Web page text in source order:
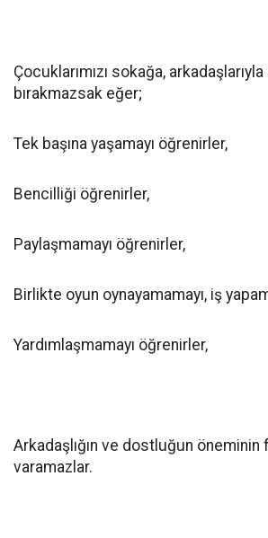
Çocuklarımızı sokağa,
bırakmazsak eğer;
Tek başına yaşamayı öğrenirler,
Bencilliği öğrenirler,
Paylaşmamayı öğrenirler,
Birlikte oyun oynayamamayı, iş
Yardımlaşmamayı öğrenirler,
Arkadaşlığın ve dostluğun öneminin
varamazlar.